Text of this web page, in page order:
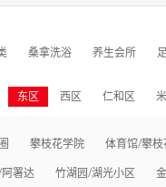
桑拿洗浴 养生会所
东区 西区 仁和区
攀枝花学院 体育馆/攀枝
署达 竹湖园/湖光小区